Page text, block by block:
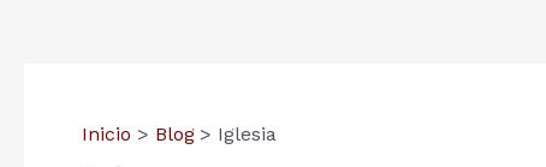
Inicio Blog Iglesia